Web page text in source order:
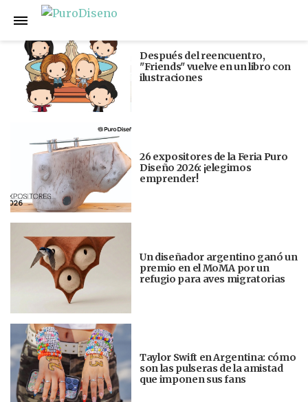
Anterior
Después del reencuentro,
"Friends" vuelve en un libro con
ilustraciones
26 expositores de la Feria Puro
Diseño 2026: ¡elegimos
emprender!
Un diseñador argentino ganó un
premio en el MoMA por un
refugio para aves migratorias
Taylor Swift en Argentina: cómo
son las pulseras de la amistad
que imponen sus fans
Siguiente